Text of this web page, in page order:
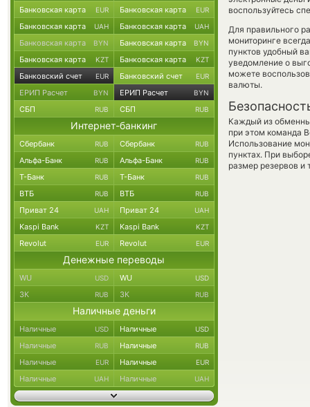
воспользуйтесь
Для правильного
мониторинге
пунктов удобный
уведомление о
можете
валюты.
Каждый из
при этом команда
Использование
пунктах. При
размер резервов и
Банковская карта EUR Банковская карта EUR
Банковская карта UAH Банковская карта UAH
Банковская карта BYN Банковская карта BYN
Банковская карта KZT Банковская карта KZT
Банковский счет EUR Банковский счет EUR
ЕРИП Расчет BYN ЕРИП Расчет BYN
СБП RUB СБП RUB
Интернет-банкинг
Сбербанк RUB Сбербанк RUB
Альфа-Банк RUB Альфа-Банк RUB
Т-Банк RUB Т-Банк RUB
ВТБ RUB ВТБ RUB
Приват 24 UAH Приват 24 UAH
Kaspi Bank KZT Kaspi Bank KZT
Revolut EUR Revolut EUR
Денежные переводы
WU USD WU USD
ЗК RUB ЗК RUB
Наличные деньги
Наличные USD Наличные USD
Наличные RUB Наличные RUB
Наличные EUR Наличные EUR
Наличные UAH Наличные UAH